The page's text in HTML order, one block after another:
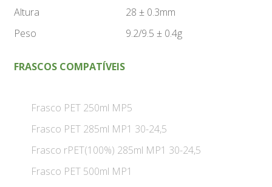
Altura
28 ± 0.3mm
Peso
9.2/9.5 ± 0.4g
FRASCOS COMPATÍVEIS
Frasco PET 250ml MP5
Frasco PET 285ml MP1 30-24,5
Frasco rPET(100%) 285ml MP1 30-24,5
Frasco PET 500ml MP1